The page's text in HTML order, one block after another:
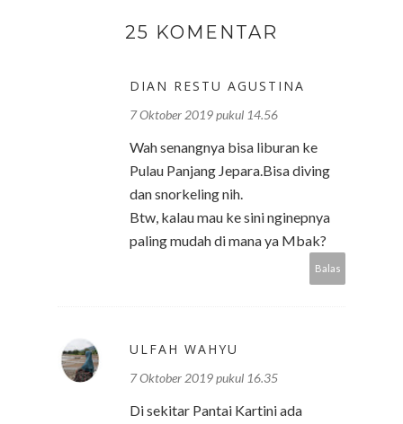
25 KOMENTAR
DIAN RESTU AGUSTINA
7 Oktober 2019 pukul 14.56
Wah senangnya bisa liburan ke
Pulau Panjang Jepara.Bisa diving
dan snorkeling nih.
Btw, kalau mau ke sini nginepnya
paling mudah di mana ya Mbak?
Balas
ULFAH WAHYU
7 Oktober 2019 pukul 16.35
Di sekitar Pantai Kartini ada